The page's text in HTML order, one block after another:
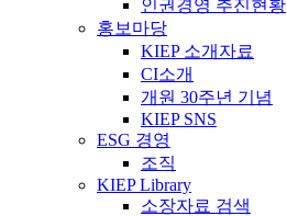
인권경영 추진현황
홍보마당
KIEP 소개자료
CI소개
개원 30주년 기념
KIEP SNS
ESG 경영
조직
KIEP Library
소장자료 검색